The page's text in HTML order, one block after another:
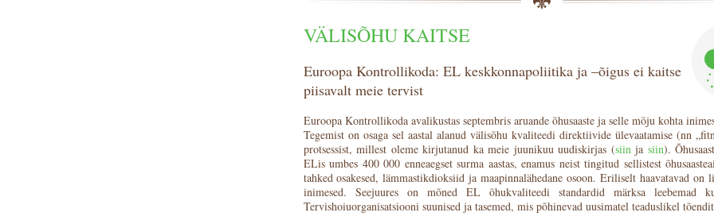
VÄLISÕHU KAITSE
Euroopa Kontrollikoda: EL keskkonnapoliitika ja –õigus ei kaitse
piisavalt meie tervist
Euroopa Kontrollikoda avalikustas septembris aruande õhusaaste ja selle mõju kohta
Tegemist on osaga sel aastal alanud välisõhu kvaliteedi direktiivide ülevaatamise (nn
protsessist, millest oleme kirjutanud ka meie juunikuu uudiskirjas (siinja siin).
ELis umbes 400 000 enneaegset surma aastas, enamus neist tingitud sellistest
tahked osakesed, lämmastikdioksiid ja maapinnalähedane osoon. Eriliselt haavatavad on
inimesed. Seejuures on mõned EL õhukvaliteedi standardid märksa leebemad
Tervishoiuorganisatsiooni suunised ja tasemed, mis põhinevad uusimatel teaduslikel